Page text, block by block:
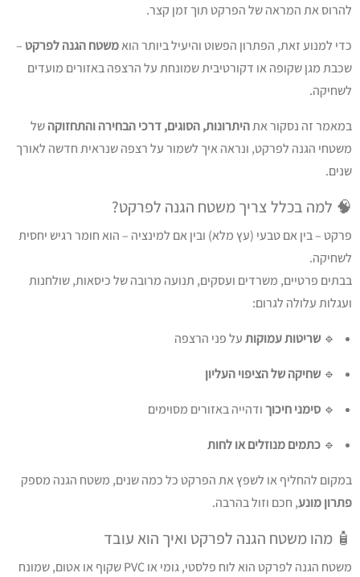
להרוס את המראה של הפרקט תוך זמן קצר.
כדי למנוע זאת, הפתרון הפשוט והיעיל ביותר הואמשטח הגנה לפרקט –
שכבת מגן שקופה או דקורטיבית שמונחת על הרצפה באזורים מועדים
לשחיקה.
במאמר זה נסקור אתהיתרונות, הסוגים, דרכי הבחירה והתחזוקהשל
משטחי הגנה לפרקט, ונראה איך לשמור על רצפה שנראית חדשה לאורך
שנים.
🧠 למה בכלל צריך משטח הגנה לפרקט?
פרקט – בין אם טבעי (עץ מלא) ובין אם למינציה – הוא חומר רגיש יחסית
לשחיקה.
בבתים פרטיים, משרדים ועסקים, תנועה מרובה של כיסאות, שולחנות
ועגלות עלולה לגרום:
🔹 שריטות עמוקותעל פני הרצפה
🔹 שחיקה של הציפוי העליון
🔹 סימני חיכוךודהייה באזורים מסוימים
🔹 כתמים מנוזלים או לחות
במקום להחליף או לשפץ את הפרקט כל כמה שנים, משטח הגנה מספק
פתרון מונע, חכם וזול בהרבה.
🧴 מהו משטח הגנה לפרקט ואיך הוא עובד
משטח הגנה לפרקט הוא לוח פלסטי, גומי או PVC שקוף או אטום, שמונח